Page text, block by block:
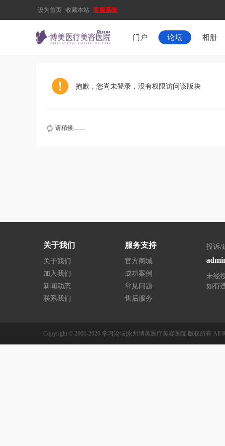
设为首页 收藏本站 客服系统
门户 论坛 相册
抱歉，您尚未登录，没有权限访问该版块
请稍候……
关于我们
关于我们
加入我们
新闻动态
联系我们
服务支持
官方商城
成功案例
常见问题
售后服务
投诉/
未经
如有
Copyright © 2001-2026 学习论坛|永州博美医疗美容医院 版权所有 All